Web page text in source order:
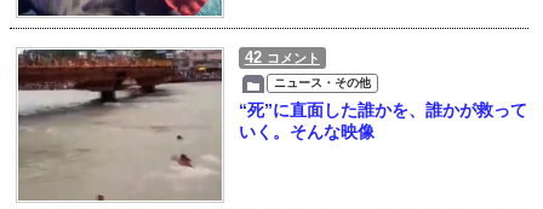
42 コメント
ニュース・その他
“死”に直面した誰かを、誰かが救って
いく。そんな映像